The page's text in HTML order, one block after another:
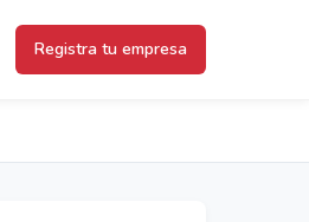
Registra tu empresa